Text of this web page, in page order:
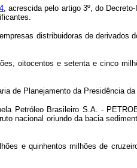
, acrescida pelo artigo 3º, do
distribuidoras de derivados
oitocentos e setenta e cinco
de Planejamento da Presidência da
Petróleo Brasileiro S.A. -
nacional oriundo da bacia
e quinhentos milhões de